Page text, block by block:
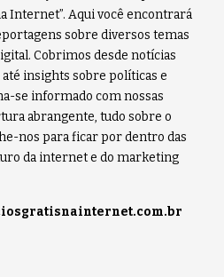
Internet”. Aqui você encontrará
sobre diversos temas
Cobrimos desde notícias
insights sobre políticas e
se informado com nossas
abrangente, tudo sobre o
nos para ficar por dentro das
da internet e do marketing